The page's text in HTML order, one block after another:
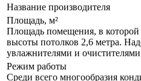
Название производителя
Площадь, м²
Площадь помещения, в которой
высоты потолков 2,6 метра.
увлажнителями и
Режим работы
Среди всего многообразия